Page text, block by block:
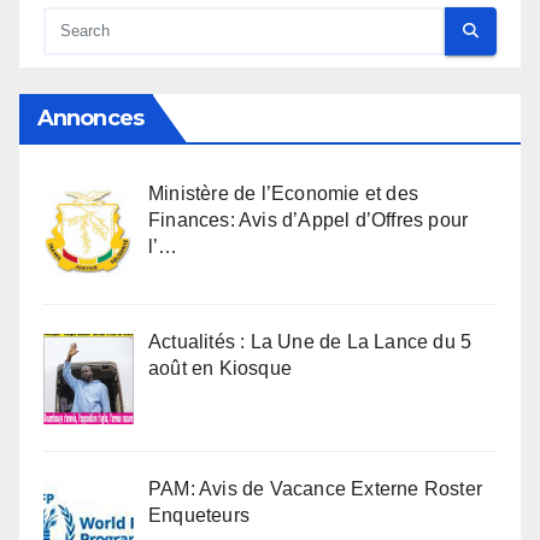
Annonces
Ministère de l’Economie et des
Finances: Avis d’Appel d’Offres pour
l’…
Actualités : La Une de La Lance du 5
août en Kiosque
PAM: Avis de Vacance Externe Roster
Enqueteurs